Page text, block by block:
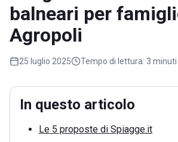
balneari per
Agropoli
25 luglio 2025 Tempo di lettura: 3 minuti
In questo articolo
Le 5 proposte di Spiagge.it